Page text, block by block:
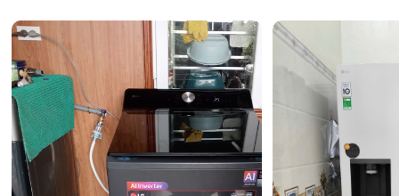
Tần số quét gốc 144Hz dành cho trải nghiệm
Một trong những điểm giá trị nhất trên mẫu máy này
quét gốc 144Hz . Khác với các dòng tivi thông thường
thiết bị này cho phép hiển thị các chuyển động nhanh
trơn tru. Dù bạn đang xem những trận cầu đỉnh cao
hành động tốc độ, hiện tượng xé hình hay bóng ma